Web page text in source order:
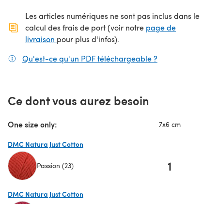
Les articles numériques ne sont pas inclus dans le
calcul des frais de port (voir notre page de
livraison (s'ouvre dans un nouvel onglet)
pour plus d'infos).
Qu'est-ce qu'un PDF téléchargeable ?
Ce dont vous aurez besoin
One size only: 7x6 cm
DMC Natura Just Cotton
Passion (23) 1
DMC Natura Just Cotton